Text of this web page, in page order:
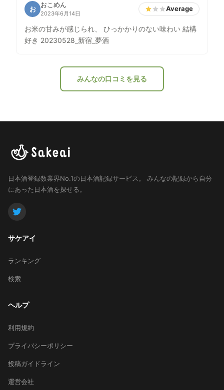
お
おこめん
2023年6月14日
Average
お米の甘みが感じられ、 ひっかかりのない味わい 結構
好き 20230528_新宿_夢酒
みんなの口コミを見る
日本酒登録数業界No.1の日本酒記録サービス。
みんなの記録から自分
にあった日本酒を探せる。
サケアイ
ランキング
検索
ヘルプ
利用規約
プライバシーポリシー
投稿ガイドライン
運営会社